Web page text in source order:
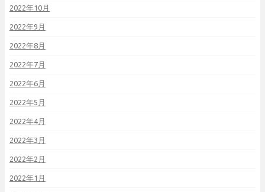
2022年10月
2022年9月
2022年8月
2022年7月
2022年6月
2022年5月
2022年4月
2022年3月
2022年2月
2022年1月